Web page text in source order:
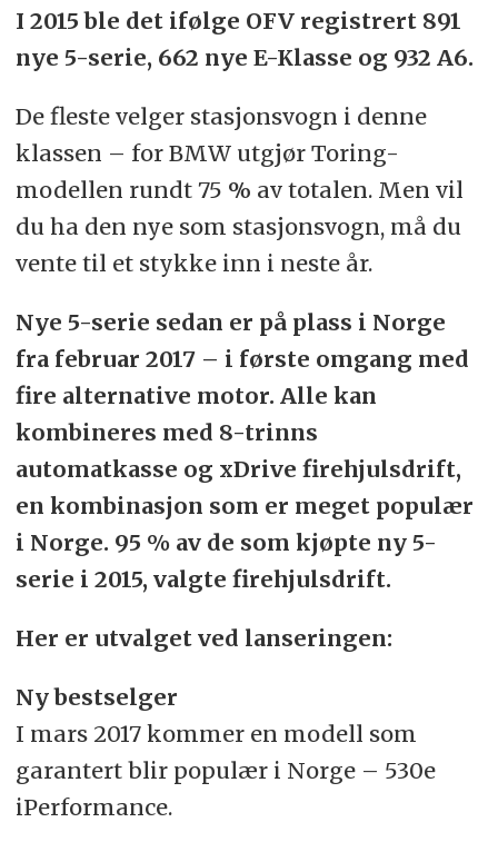
I 2015 ble det ifølge OFV registrert 891
nye 5-serie, 662 nye E-Klasse og 932 A6.
De fleste velger stasjonsvogn i denne
klassen – for BMW utgjør Toring-
modellen rundt 75 % av totalen. Men vil
du ha den nye som stasjonsvogn, må du
vente til et stykke inn i neste år.
Nye 5-serie sedan er på plass i Norge
fra februar 2017 – i første omgang med
fire alternative motor. Alle kan
kombineres med 8-trinns
automatkasse og xDrive firehjulsdrift,
en kombinasjon som er meget populær
i Norge. 95 % av de som kjøpte ny 5-
serie i 2015, valgte firehjulsdrift.
Her er utvalget ved lanseringen:
Ny bestselger
I mars 2017 kommer en modell som
garantert blir populær i Norge – 530e
iPerformance.